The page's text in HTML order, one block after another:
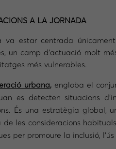
A LA JORNADA
va estar centrada
un camp d’actuació molt
més vulnerables.
urbana, engloba el
es detecten situacions
És una estratègia global,
de les consideracions
per promoure la inclusió,